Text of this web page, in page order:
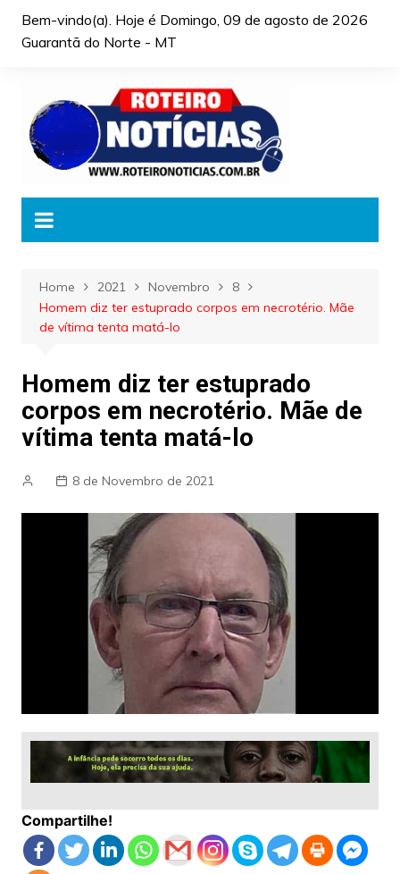
Bem-vindo(a). Hoje é Domingo, 09 de agosto de 2026
Guarantã do Norte - MT
Home 2021 Novembro
8
Homem diz ter estuprado corpos em necrotério. Mãe
de vítima tenta matá-lo
Homem diz ter estuprado
corpos em necrotério. Mãe de
vítima tenta matá-lo
8 de Novembro de 2021
Compartilhe!